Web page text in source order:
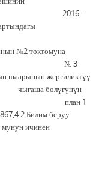
№2 токтомуна
3
шаарынын жергиликтүү
бөлүгүнүн
жылга план 1
2 Билим беруу
ичинен